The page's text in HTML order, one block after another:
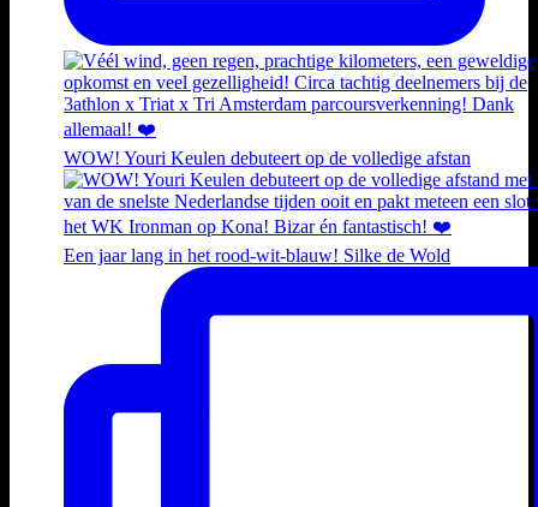
WOW! Youri Keulen debuteert op de volledige afstan
Een jaar lang in het rood-wit-blauw! Silke de Wold